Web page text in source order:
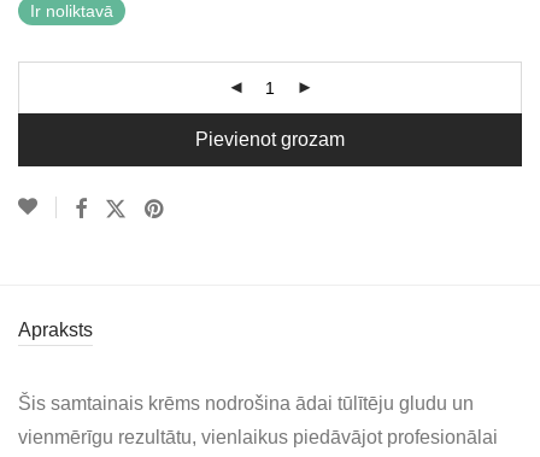
Ir noliktavā
Pievienot grozam
Apraksts
Šis samtainais krēms nodrošina ādai tūlītēju gludu un
vienmērīgu rezultātu, vienlaikus piedāvājot profesionālai